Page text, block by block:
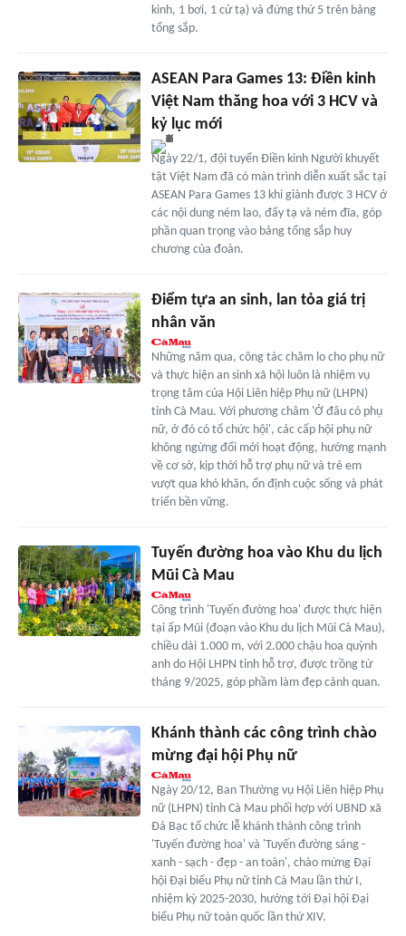
kinh, 1 bơi, 1 cử tạ) và đứng thứ 5 trên bảng
tổng sắp.
ASEAN Para Games 13: Điền kinh
Việt Nam thăng hoa với 3 HCV và
kỷ lục mới
Ngày 22/1, đội tuyển Điền kinh Người khuyết
tật Việt Nam đã có màn trình diễn xuất sắc tại
ASEAN Para Games 13 khi giành được 3 HCV ở
các nội dung ném lao, đẩy tạ và ném đĩa, góp
phần quan trọng vào bảng tổng sắp huy
chương của đoàn.
Ðiểm tựa an sinh, lan tỏa giá trị
nhân văn
Những năm qua, công tác chăm lo cho phụ nữ
và thực hiện an sinh xã hội luôn là nhiệm vụ
trọng tâm của Hội Liên hiệp Phụ nữ (LHPN)
tỉnh Cà Mau. Với phương châm 'Ở đâu có phụ
nữ, ở đó có tổ chức hội', các cấp hội phụ nữ
không ngừng đổi mới hoạt động, hướng mạnh
về cơ sở, kịp thời hỗ trợ phụ nữ và trẻ em
vượt qua khó khăn, ổn định cuộc sống và phát
triển bền vững.
Tuyến đường hoa vào Khu du lịch
Mũi Cà Mau
Công trình 'Tuyến đường hoa' được thực hiện
tại ấp Mũi (đoạn vào Khu du lịch Mũi Cà Mau),
chiều dài 1.000 m, với 2.000 chậu hoa quỳnh
anh do Hội LHPN tỉnh hỗ trợ, được trồng từ
tháng 9/2025, góp phầm làm đẹp cảnh quan.
Khánh thành các công trình chào
mừng đại hội Phụ nữ
Ngày 20/12, Ban Thường vụ Hội Liên hiệp Phụ
nữ (LHPN) tỉnh Cà Mau phối hợp với UBND xã
Đá Bạc tổ chức lễ khánh thành công trình
'Tuyến đường hoa' và 'Tuyến đường sáng -
xanh - sạch - đẹp - an toàn', chào mừng Đại
hội Đại biểu Phụ nữ tỉnh Cà Mau lần thứ I,
nhiệm kỳ 2025-2030, hướng tới Đại hội Đại
biểu Phụ nữ toàn quốc lần thứ XIV.